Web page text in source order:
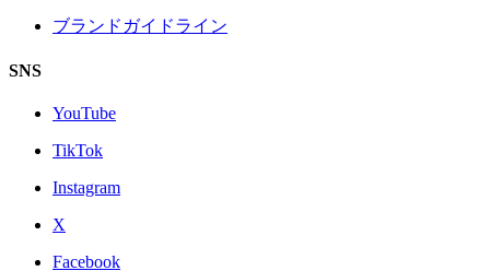
ブランドガイドライン
SNS
YouTube
TikTok
Instagram
X
Facebook